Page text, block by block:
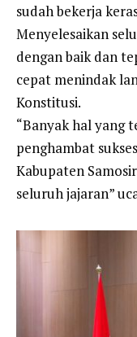
sudah bekerja
Menyelesaikan
dengan baik dan
cepat menindak
Konstitusi.
“Banyak hal yang
penghambat
Kabupaten
seluruh jajaran”